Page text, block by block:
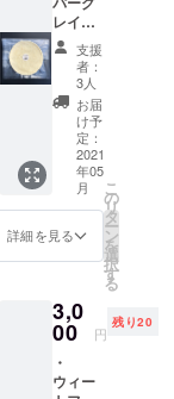
身が一番必
要とし、今
必要とされ
ていると思
うグルテン
フリー専門
店burrowを
開店
レイン
使用の
ウィー
トフ
リー&グ
ルテン
フリー
ピザ
（プ
レー
ン）×1
枚 ●
スー
パーグ
使用の
ウィー
トフ
リー&グ
ルテン
支援
者：
3人
お届
け予
定：
2021
年05
月
詳細を見る
こ
の
リ
タ
ー
ン
を
選
択
す
る
3,0
00 円
残り20
・
ウィー